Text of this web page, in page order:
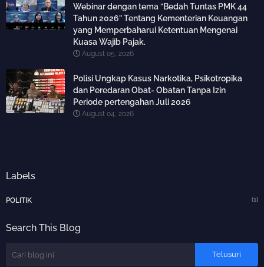
Webinar dengan tema “Bedah Tuntas PMK 44
Tahun 2026” Tentang Kementerian Keuangan
yang Memperbaharui Ketentuan Mengenai
Kuasa Wajib Pajak.
August 05, 2026
Polisi Ungkap Kasus Narkotika, Psikotropika
dan Peredaran Obat- Obatan Tanpa Izin
Periode pertengahan Juli 2026
August 04, 2026
Labels
POLITIK (1)
Search This Blog